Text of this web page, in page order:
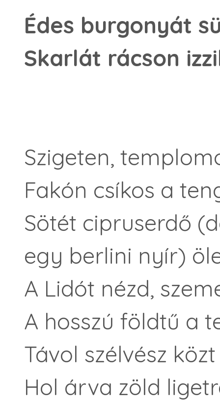
Édes burgonyát
Skarlát rácson
Szigeten,
Fakón csíkos a
Sötét cipruserdő
egy berlini nyír)
A Lidót nézd,
A hosszú földtű a
Távol szélvész
Hol árva zöld